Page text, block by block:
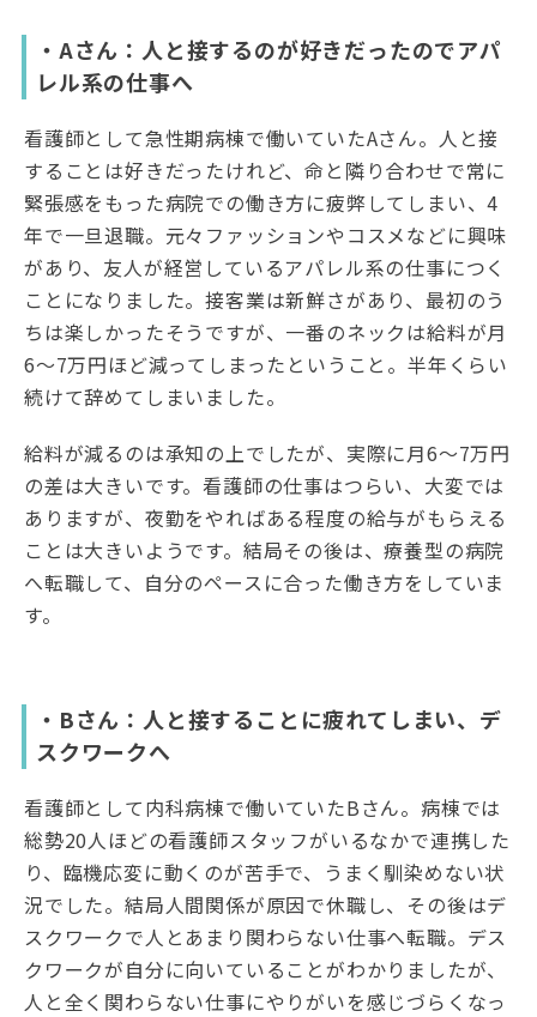
・Aさん：人と接するのが好きだったのでアパ
レル系の仕事へ
看護師として急性期病棟で働いていたAさん。人と接
することは好きだったけれど、命と隣り合わせで常に
緊張感をもった病院での働き方に疲弊してしまい、4
年で一旦退職。元々ファッションやコスメなどに興味
があり、友人が経営しているアパレル系の仕事につく
ことになりました。接客業は新鮮さがあり、最初のう
ちは楽しかったそうですが、一番のネックは給料が月
6～7万円ほど減ってしまったということ。半年くらい
続けて辞めてしまいました。
給料が減るのは承知の上でしたが、実際に月6～7万円
の差は大きいです。看護師の仕事はつらい、大変では
ありますが、夜勤をやればある程度の給与がもらえる
ことは大きいようです。結局その後は、療養型の病院
へ転職して、自分のペースに合った働き方をしていま
す。
・Bさん：人と接することに疲れてしまい、デ
スクワークへ
看護師として内科病棟で働いていたBさん。病棟では
総勢20人ほどの看護師スタッフがいるなかで連携した
り、臨機応変に動くのが苦手で、うまく馴染めない状
況でした。結局人間関係が原因で休職し、その後はデ
スクワークで人とあまり関わらない仕事へ転職。デス
クワークが自分に向いていることがわかりましたが、
人と全く関わらない仕事にやりがいを感じづらくなっ